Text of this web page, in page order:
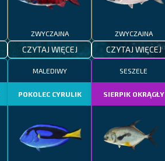
ZWYCZAJNA
CZYTAJ WIĘCEJ
ZWYCZAJNA
CZYTAJ WIĘCEJ
MALEDIWY
POKOLEC CYRULIK
SESZELE
SIERPIK OKRĄGŁY